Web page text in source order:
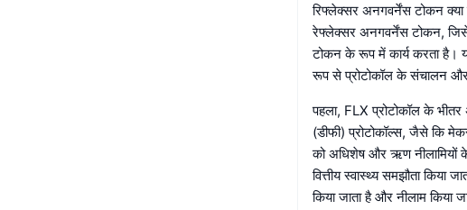
रिफ्लेक्सर अनगवर्नेंस टोकन क्या
रेफ्लेक्सर अनगवर्नेंस टोकन,
टोकन के रूप में कार्य करता है।
रूप से प्रोटोकॉल के संचालन और
पहला, FLX प्रोटोकॉल के
(डीफी) प्रोटोकॉल्स, जैसे कि
को अधिशेष और ऋण नीलामियों
वित्तीय स्वास्थ्य समझौता
किया जाता है और नीलाम किया